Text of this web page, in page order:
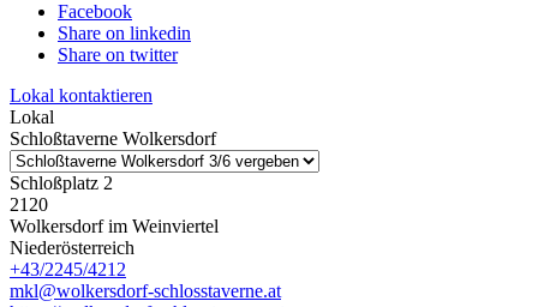
Facebook
Share on linkedin
Share on twitter
Lokal kontaktieren
Lokal
Schloßtaverne Wolkersdorf
Schloßplatz 2
2120
Wolkersdorf im Weinviertel
Niederösterreich
+43/2245/4212
mkl@wolkersdorf-schlosstaverne.at